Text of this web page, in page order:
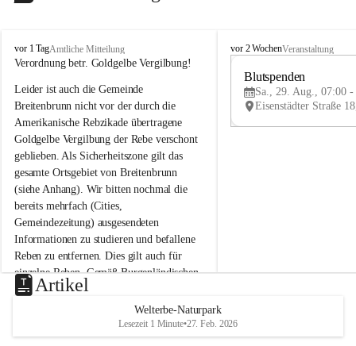
B
r
i
t
e
n
b
r
u
n
n
a
m
N
e
u
s
d
vor 1 TagAmtliche Mitteilung
Verordnung betr. Goldgelbe Vergilbung!
Leider ist auch die Gemeinde
Breitenbrunn nicht vor der durch die
Amerikanische Rebzikade übertragene
Goldgelbe Vergilbung der Rebe verschont
geblieben. Als Sicherheitszone gilt das
gesamte Ortsgebiet von Breitenbrunn
(siehe Anhang). Wir bitten nochmal die
bereits mehrfach (Cities,
Gemeindezeitung) ausgesendeten
Informationen zu studieren und befallene
Reben zu entfernen. Dies gilt auch für
einzelne Reben. Gemäß Burgenländischen
Weinbaugesetz sind nicht gepflegte oder
unzulässige Weingärten zu roden! Bitte
helfen wir zusammen um unsere Winzer
vor den prognostizierten Ernteausfällen
B
e
u
e
d
vor 2 WochenVeranstaltung
Blutspenden
Sa., 29. Aug., 07:00 -
Artikel
Welterbe-Naturpark
Lesezeit 1 Minute•27. Feb. 2026